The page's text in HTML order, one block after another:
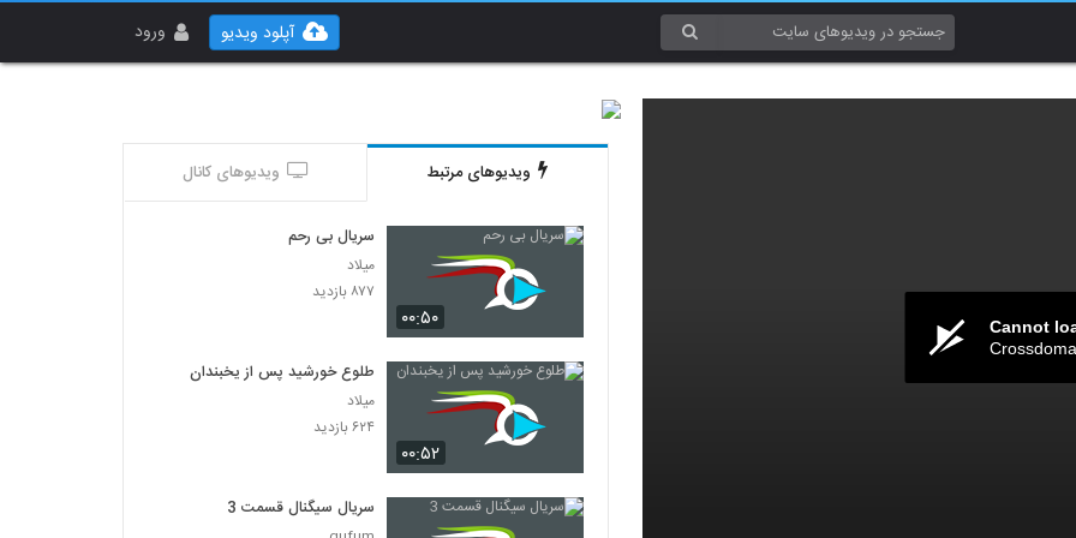
ورود آپلود ویدیو
Cannot
ویدیوهای مرتبط ویدیوهای کانال
۰۰:۵۰
سریال بی رحم
میلاد
۸۷۷ بازدید
۰۰:۵۲
طلوع خورشید پس از یخبندان
میلاد
۶۲۴ بازدید
سریال سیگنال قسمت 3